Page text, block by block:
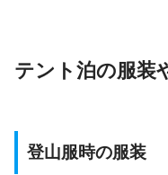
テント泊の服装
登山服時の服装